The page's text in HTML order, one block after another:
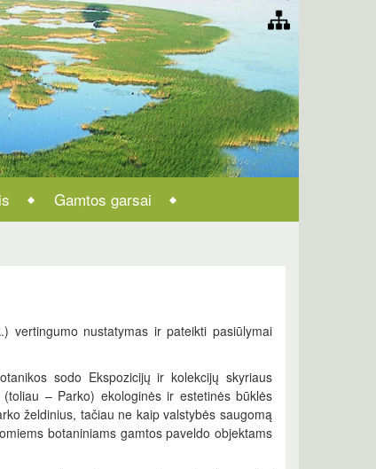
Gamtos garsai
vertingumo nustatymas ir pateikti pasiūlymai
sodo Ekspozicijų ir kolekcijų skyriaus
– Parko) ekologinės ir estetinės būklės
želdinius, tačiau ne kaip valstybės saugomą
botaniniams gamtos paveldo objektams